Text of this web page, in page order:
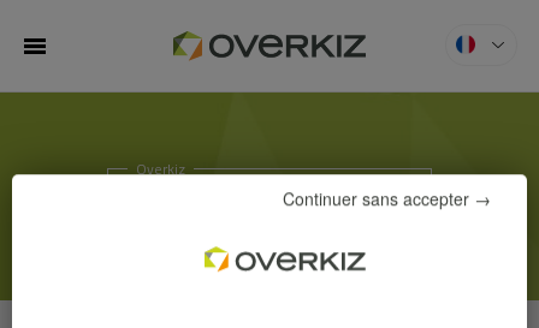
MENU
Overkiz
ACTUS & SALONS
Continuer sans accepter →